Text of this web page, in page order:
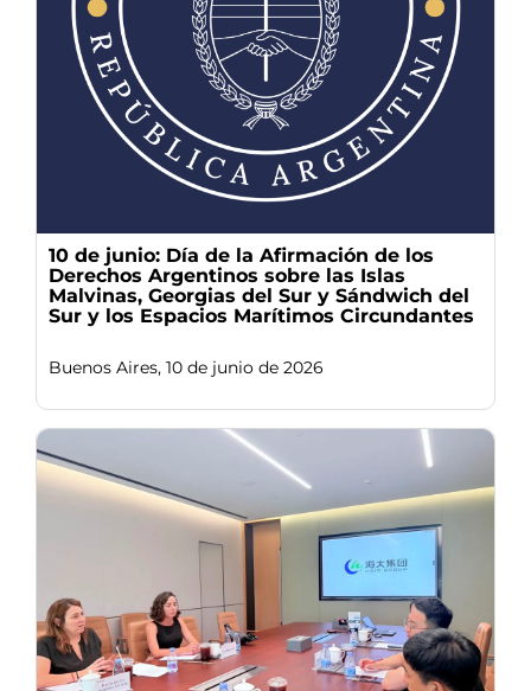
10 de junio: Día de la Afirmación de los
Derechos Argentinos sobre las Islas
Malvinas, Georgias del Sur y Sándwich del
Sur y los Espacios Marítimos Circundantes
Buenos Aires, 10 de junio de 2026